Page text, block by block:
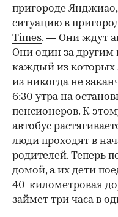
пригороде
ситуацию в
Times. — Они ждут
Они один за другим
каждый из которых
из никогда не
6:30 утра на
пенсионеров. К
автобус
люди проходят в
родителей. Теперь
домой, а их дети
40-километровая
займет три часа в